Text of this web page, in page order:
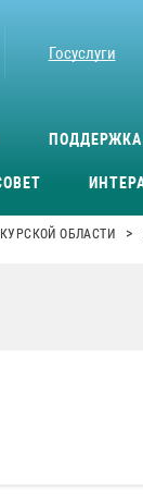
Госуслуги
ОБЛАСТИ >